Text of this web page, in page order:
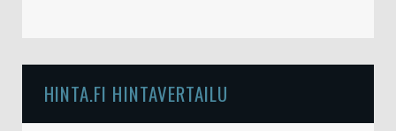
HINTA.FI HINTAVERTAILU